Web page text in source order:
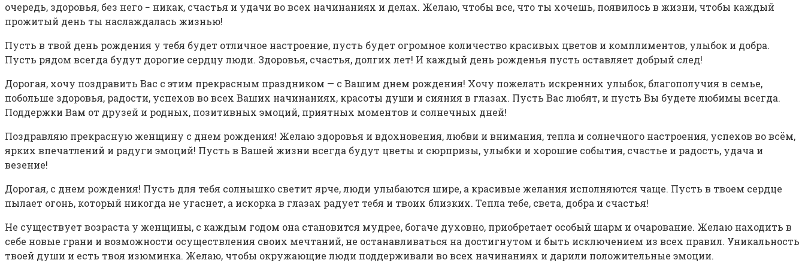
очередь, здоровья, без него − никак, счастья и удачи во всех начинаниях и делах. Желаю, чтобы все, что ты хочешь, появилось в жизни, чтобы каждый
прожитый день ты наслаждалась жизнью!
Пусть в твой день рождения у тебя будет отличное настроение, пусть будет огромное количество красивых цветов и комплиментов, улыбок и добра.
Пусть рядом всегда будут дорогие сердцу люди. Здоровья, счастья, долгих лет! И каждый день рожденья пусть оставляет добрый след!
Дорогая, хочу поздравить Вас с этим прекрасным праздником — с Вашим днем рождения! Хочу пожелать искренних улыбок, благополучия в семье,
побольше здоровья, радости, успехов во всех Ваших начинаниях, красоты души и сияния в глазах. Пусть Вас любят, и пусть Вы будете любимы всегда.
Поддержки Вам от друзей и родных, позитивных эмоций, приятных моментов и солнечных дней!
Поздравляю прекрасную женщину с днем рождения! Желаю здоровья и вдохновения, любви и внимания, тепла и солнечного настроения, успехов во всём,
ярких впечатлений и радуги эмоций! Пусть в Вашей жизни всегда будут цветы и сюрпризы, улыбки и хорошие события, счастье и радость, удача и
везение!
Дорогая, с днем рождения! Пусть для тебя солнышко светит ярче, люди улыбаются шире, а красивые желания исполняются чаще. Пусть в твоем сердце
пылает огонь, который никогда не угаснет, а искорка в глазах радует тебя и твоих близких. Тепла тебе, света, добра и счастья!
Не существует возраста у женщины, с каждым годом она становится мудрее, богаче духовно, приобретает особый шарм и очарование. Желаю находить в
себе новые грани и возможности осуществления своих мечтаний, не останавливаться на достигнутом и быть исключением из всех правил. Уникальность
твоей души и есть твоя изюминка. Желаю, чтобы окружающие люди поддерживали во всех начинаниях и дарили положительные эмоции.